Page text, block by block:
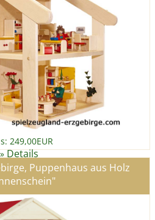
249,00EUR
»Details
Puppenhaus aus Holz